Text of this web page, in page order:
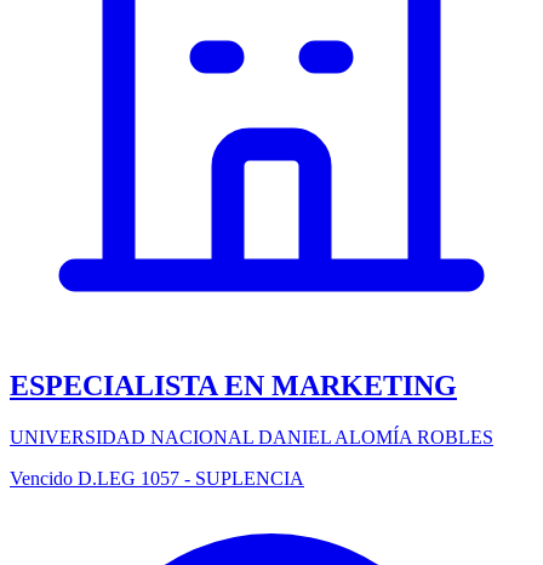
ESPECIALISTA EN MARKETING
UNIVERSIDAD NACIONAL DANIEL ALOMÍA ROBLES
Vencido D.LEG 1057 - SUPLENCIA